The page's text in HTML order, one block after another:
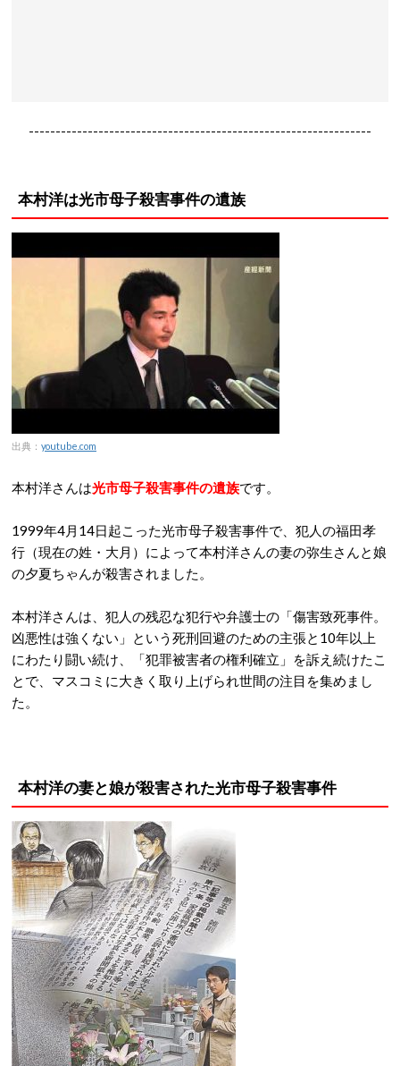
----------------------------------------------------------------
本村洋は光市母子殺害事件の遺族
出典： youtube.com
本村洋さんは光市母子殺害事件の遺族です。
1999年4月14日起こった光市母子殺害事件で、犯人の福田孝
行（現在の姓・大月）によって本村洋さんの妻の弥生さんと娘
の夕夏ちゃんが殺害されました。
本村洋さんは、犯人の残忍な犯行や弁護士の「傷害致死事件。
凶悪性は強くない」という死刑回避のための主張と10年以上
にわたり闘い続け、「犯罪被害者の権利確立」を訴え続けたこ
とで、マスコミに大きく取り上げられ世間の注目を集めまし
た。
本村洋の妻と娘が殺害された光市母子殺害事件